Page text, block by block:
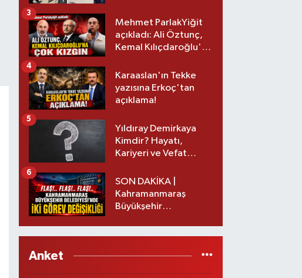
Mehmet ParlakYiğit
açıkladı: Ali Öztunç,
Kemal Kılıçdaroğlu'na
3
Karaaslan'ın Tekke
yazısına Erkoç'tan
açıklama!
4
Yıldıray Demirkaya
Kimdir? Hayatı,
Kariyeri ve Vefat
5
SON DAKİKA |
Kahramanmaraş
Büyükşehir
6
Anket